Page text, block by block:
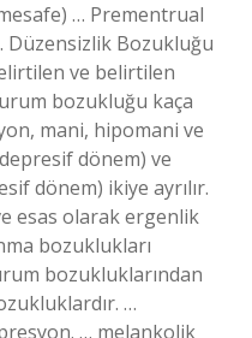
… Prementrual
Bozukluğu
ve belirtilen
bozukluğu kaça
mani, hipomani ve
dönem) ve
dönem) ikiye ayrılır.
esas olarak ergenlik
bozuklukları
bozukluklarından
…
… melankolik